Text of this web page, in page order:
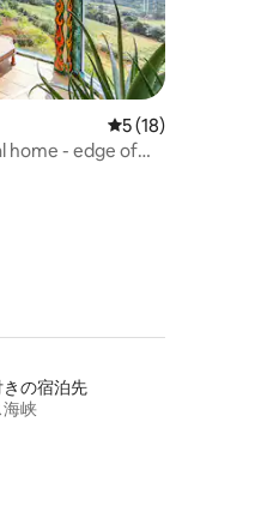
レビュー18件、5
5 (18)
home - edge of
の宿泊先
海峡